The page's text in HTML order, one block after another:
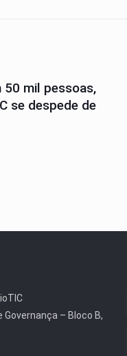
mil pessoas,
se despede de
Governança – Bloco B,